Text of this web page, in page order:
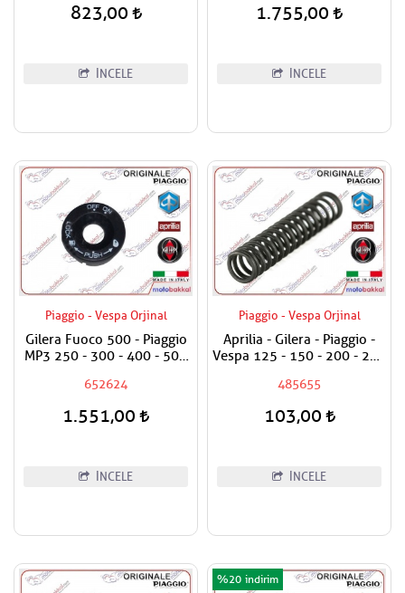
823,00
İNCELE
Masura ( 25 x 33 x 18 )
1.755,00
İNCELE
Piaggio - Vespa Orjinal
Gilera Fuoco 500 - Piaggio
MP3 250 - 300 - 400 - 500
652624
1.551,00
İNCELE
Piaggio - Vespa Orjinal
Aprilia - Gilera - Piaggio -
Vespa 125 - 150 - 200 - 250
Basınç Sübap Yayı
485655
103,00
İNCELE
%20